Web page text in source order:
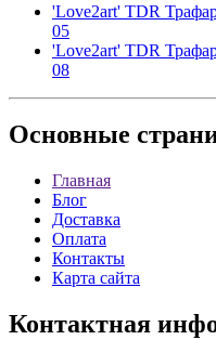
'Love2art' TDR
05
'Love2art' TDR
08
Основные
Главная
Блог
Доставка
Оплата
Контакты
Карта сайта
Контактная